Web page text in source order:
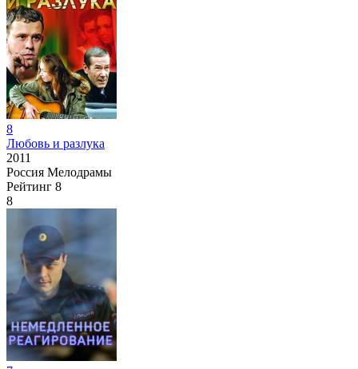
8
Любовь и разлука
2011
Россия Мелодрамы
Рейтинг 8
8